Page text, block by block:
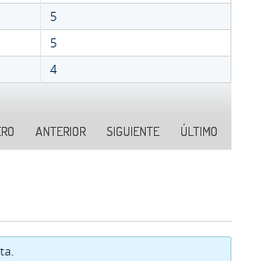
5
5
4
ANTERIOR SIGUIENTE ÚLTIMO